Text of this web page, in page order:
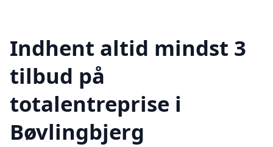
Indhent altid mindst 3
tilbud på
totalentreprise i
Bøvlingbjerg